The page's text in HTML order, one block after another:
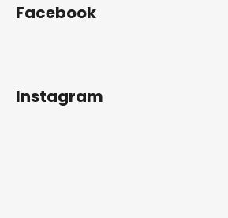
Facebook
Instagram